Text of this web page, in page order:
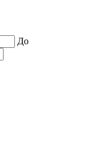
До